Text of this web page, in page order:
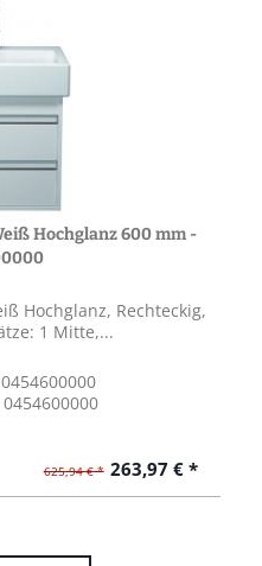
Hochglanz 600 mm -
Hochglanz, Rechteckig,
1 Mitte,...
625,94 € * 263,97 € *